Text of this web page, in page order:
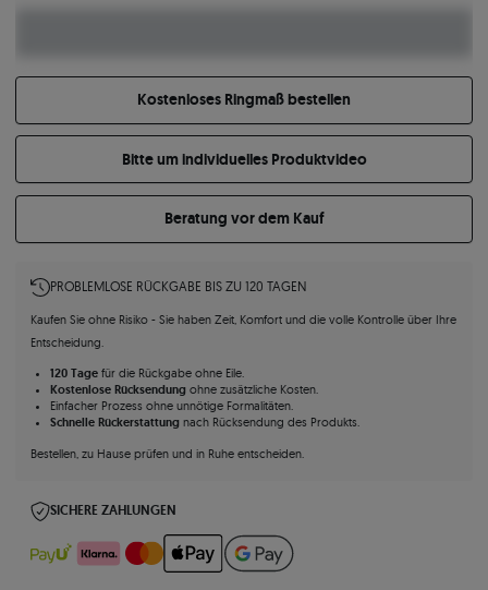
Kostenloses Ringmaß bestellen
Bitte um individuelles Produktvideo
Beratung vor dem Kauf
PROBLEMLOSE RÜCKGABE BIS ZU 120 TAGEN
Kaufen Sie ohne Risiko - Sie haben Zeit, Komfort und die volle Kontrolle über Ihre
Entscheidung.
120 Tagefür die Rückgabe ohne Eile.
Kostenlose Rücksendungohne zusätzliche Kosten.
Einfacher Prozess ohne unnötige Formalitäten.
Schnelle Rückerstattungnach Rücksendung des Produkts.
Bestellen, zu Hause prüfen und in Ruhe entscheiden.
SICHERE ZAHLUNGEN